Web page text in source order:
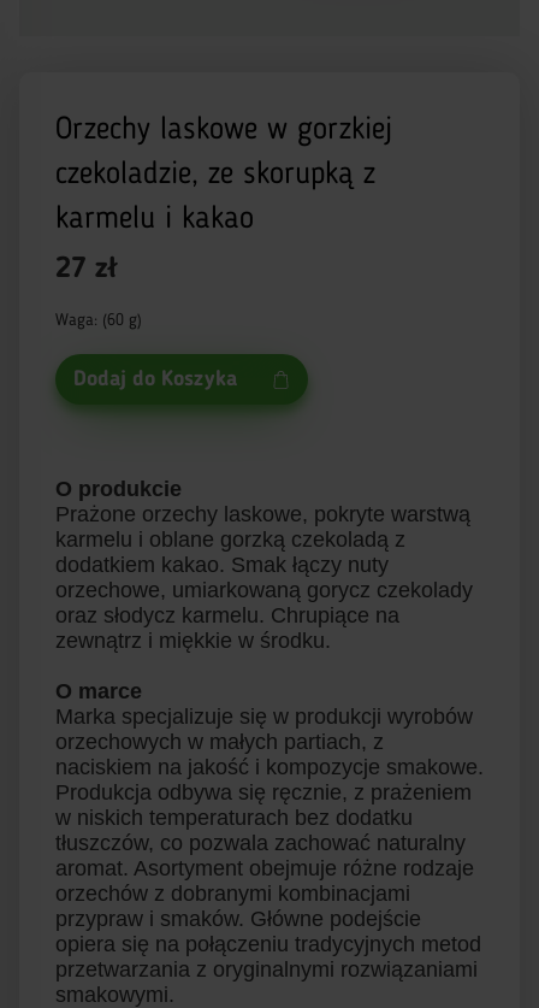
Orzechy laskowe w gorzkiej
czekoladzie, ze skorupką z
karmelu i kakao
27 zł
Waga: (60 g)
Dodaj do Koszyka
O produkcie
Prażone orzechy laskowe, pokryte warstwą
karmelu i oblane gorzką czekoladą z
dodatkiem kakao. Smak łączy nuty
orzechowe, umiarkowaną gorycz czekolady
oraz słodycz karmelu. Chrupiące na
zewnątrz i miękkie w środku.
O marce
Marka specjalizuje się w produkcji wyrobów
orzechowych w małych partiach, z
naciskiem na jakość i kompozycje smakowe.
Produkcja odbywa się ręcznie, z prażeniem
w niskich temperaturach bez dodatku
tłuszczów, co pozwala zachować naturalny
aromat. Asortyment obejmuje różne rodzaje
orzechów z dobranymi kombinacjami
przypraw i smaków. Główne podejście
opiera się na połączeniu tradycyjnych metod
przetwarzania z oryginalnymi rozwiązaniami
smakowymi.